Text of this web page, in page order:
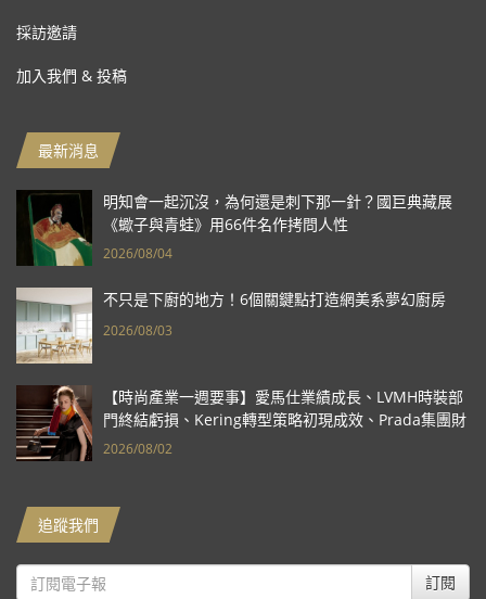
採訪邀請
加入我們 & 投稿
最新消息
明知會一起沉沒，為何還是刺下那一針？國巨典藏展
《蠍子與青蛙》用66件名作拷問人性
2026/08/04
不只是下廚的地方！6個關鍵點打造網美系夢幻廚房
2026/08/03
【時尚產業一週要事】愛馬仕業績成長、LVMH時裝部
門終結虧損、Kering轉型策略初現成效、Prada集團財
報亮眼
2026/08/02
追蹤我們
訂閱